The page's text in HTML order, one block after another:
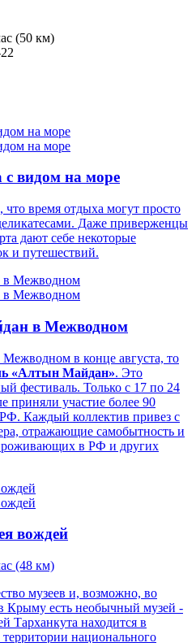
(50 км)
видом на море
время отдыха могут просто
Даже приверженцы
дают себе некоторые
и путешествий.
в Межводном
в конце августа, то
«Алтын Майдан». Это
фестиваль. Только с 17 по 24
приняли участие более 90
Каждый коллектив привез с
отражающие самобытность и
в РФ и других
вождей
(48 км)
музеев и, возможно, во
есть необычный музей -
Тарханкута находится в
национального